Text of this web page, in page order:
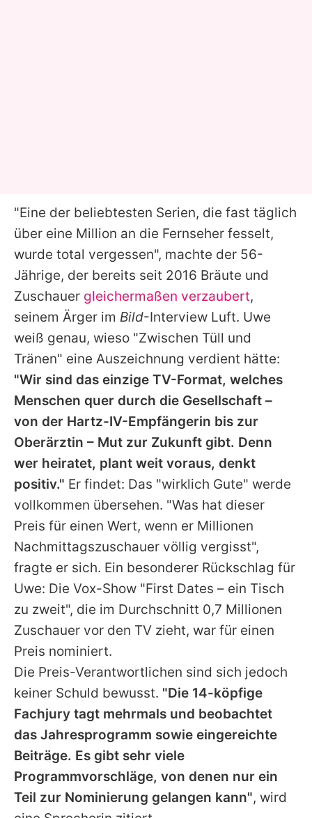
"Eine der beliebtesten Serien, die fast täglich
über eine Million an die Fernseher fesselt,
wurde total vergessen", machte der 56-
Jährige, der bereits seit 2016 Bräute und
Zuschauer gleichermaßen verzaubert,
seinem Ärger im Bild-Interview Luft. Uwe
weiß genau, wieso "Zwischen Tüll und
Tränen" eine Auszeichnung verdient hätte:
"Wir sind das einzige TV-Format, welches
Menschen quer durch die Gesellschaft –
von der Hartz-IV-Empfängerin bis zur
Oberärztin – Mut zur Zukunft gibt. Denn
wer heiratet, plant weit voraus, denkt
positiv." Er findet: Das "wirklich Gute" werde
vollkommen übersehen. "Was hat dieser
Preis für einen Wert, wenn er Millionen
Nachmittagszuschauer völlig vergisst",
fragte er sich. Ein besonderer Rückschlag für
Uwe: Die Vox-Show "First Dates – ein Tisch
zu zweit", die im Durchschnitt 0,7 Millionen
Zuschauer vor den TV zieht, war für einen
Preis nominiert.
Die Preis-Verantwortlichen sind sich jedoch
keiner Schuld bewusst. "Die 14-köpfige
Fachjury tagt mehrmals und beobachtet
das Jahresprogramm sowie eingereichte
Beiträge. Es gibt sehr viele
Programmvorschläge, von denen nur ein
Teil zur Nominierung gelangen kann", wird